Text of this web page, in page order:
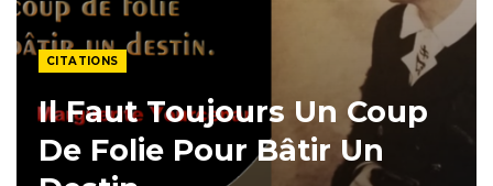
CITATIONS
Il Faut Toujours Un Coup
De Folie Pour Bâtir Un